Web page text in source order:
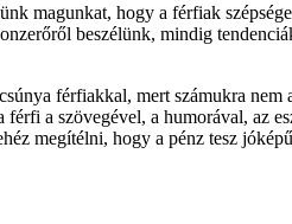
magunkat, hogy a férfiak
beszélünk, mindig
férfiakkal, mert számukra
a szövegével, a humorával, az
megítélni, hogy a pénz tesz